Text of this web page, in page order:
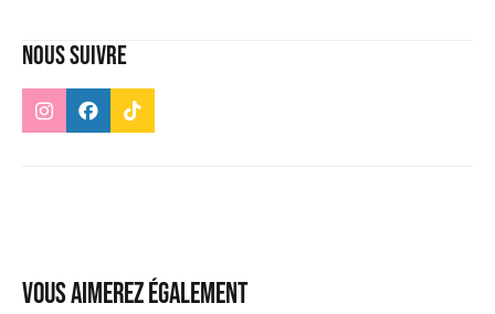
Nous suivre
Vous aimerez également